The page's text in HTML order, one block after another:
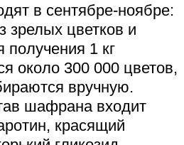
в сентябре-ноябре:
цветков и
1 кг
около 300 000 цветов,
вручную.
шафрана входит
красящий